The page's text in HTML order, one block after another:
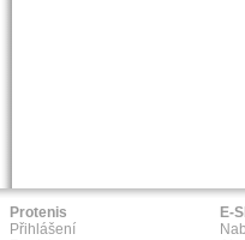
Protenis
Přihlášení
E-